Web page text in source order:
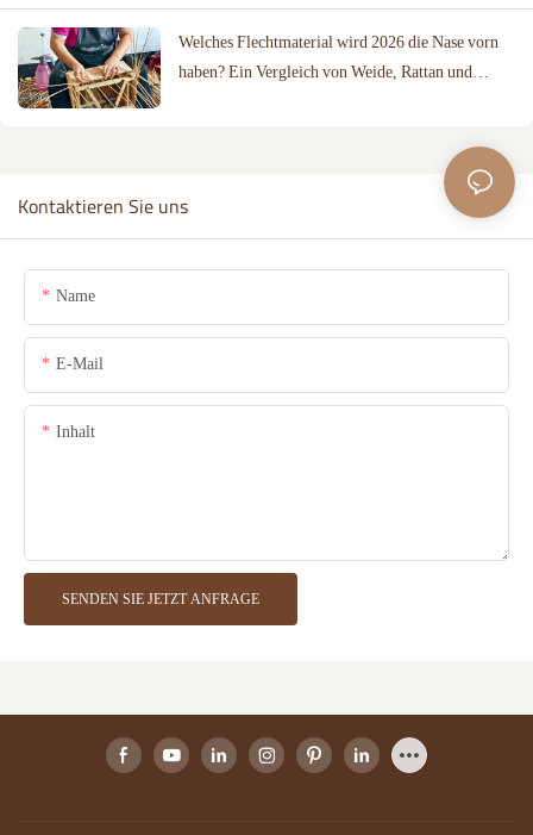
Welches Flechtmaterial wird 2026 die Nase vorn
haben? Ein Vergleich von Weide, Rattan und
Kontaktieren Sie uns
Name
E-Mail
Inhalt
SENDEN SIE JETZT ANFRAGE